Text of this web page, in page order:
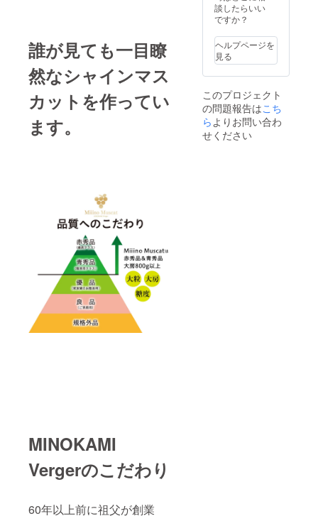
誰が見ても一目瞭
然なシャインマス
カットを作ってい
ます。
MINOKAMI
Vergerのこだわり
60年以上前に祖父が創業
談したらいい
ですか？
ヘルプページを
見る
このプロジェクト
の問題報告はこち
らよりお問い合わ
せください